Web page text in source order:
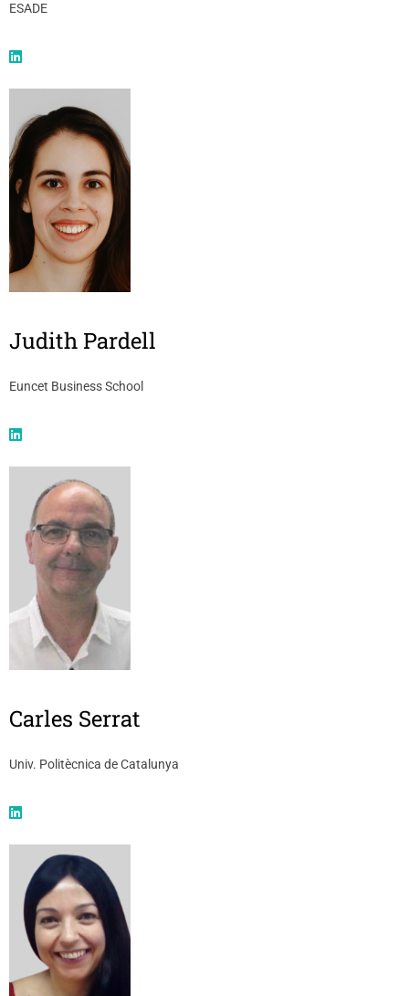
ESADE
Judith Pardell
Euncet Business School​
Carles Serrat
Univ. Politècnica de Catalunya